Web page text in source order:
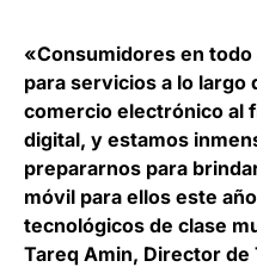
«Consumidores en
para servicios a lo largo
comercio electrónico al
digital, y estamos
prepararnos para
móvil para ellos este
tecnológicos de clase
Tareq Amin, Director de